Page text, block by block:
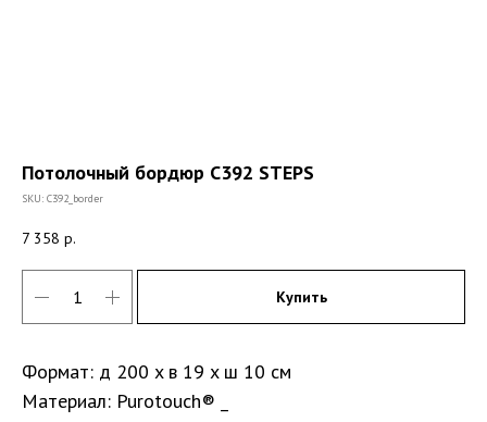
Потолочный бордюр C392 STEPS
SKU: C392_border
7 358 р.
Купить
Формат: д 200 x в 19 x ш 10 см
Материал: Purotouch® _